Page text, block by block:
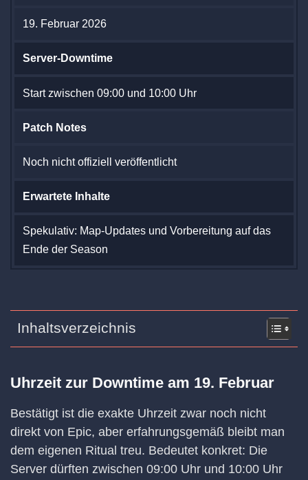
19. Februar 2026
Server-Downtime
Start zwischen 09:00 und 10:00 Uhr
Patch Notes
Noch nicht offiziell veröffentlicht
Erwartete Inhalte
Spekulativ: Map-Updates und Vorbereitung auf das
Ende der Season
Inhaltsverzeichnis
Uhrzeit zur Downtime am 19. Februar
Bestätigt ist die exakte Uhrzeit zwar noch nicht
direkt von Epic, aber erfahrungsgemäß bleibt man
dem eigenen Ritual treu. Bedeutet konkret: Die
Server dürften zwischen 09:00 Uhr und 10:00 Uhr